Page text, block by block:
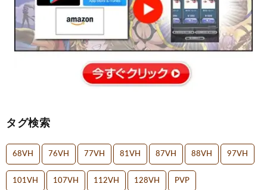
タグ検索
68VH 76VH 77VH 81VH 87VH 88VH 97VH
101VH 107VH 112VH 128VH PVP